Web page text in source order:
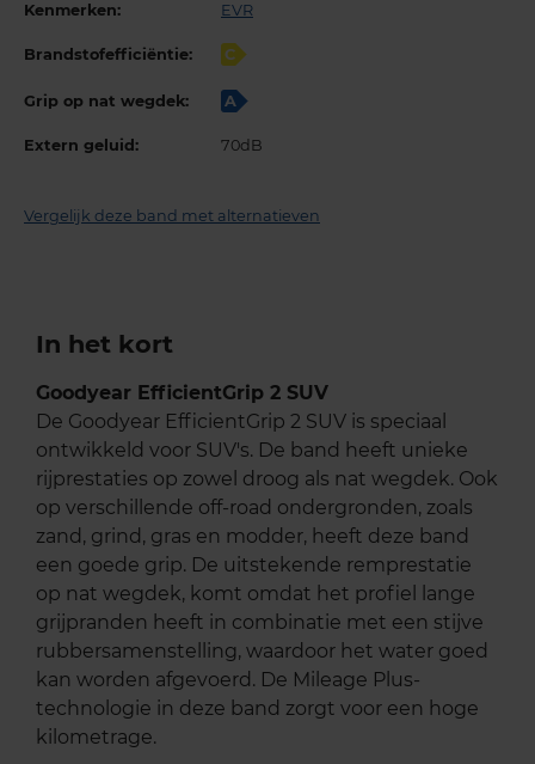
Kenmerken: EVR
Brandstofefficiëntie: C
Grip op nat wegdek: A
Extern geluid: 70dB
Vergelijk deze band met alternatieven
In het kort
Goodyear EfficientGrip 2 SUV
De Goodyear EfficientGrip 2 SUV is speciaal
ontwikkeld voor SUV's. De band heeft unieke
rijprestaties op zowel droog als nat wegdek. Ook
op verschillende off-road ondergronden, zoals
zand, grind, gras en modder, heeft deze band
een goede grip. De uitstekende remprestatie
op nat wegdek, komt omdat het profiel lange
grijpranden heeft in combinatie met een stijve
rubbersamenstelling, waardoor het water goed
kan worden afgevoerd. De Mileage Plus-
technologie in deze band zorgt voor een hoge
kilometrage.